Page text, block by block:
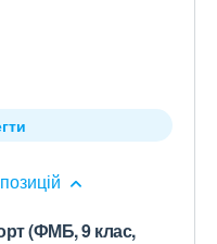
(ФМБ, 9 клас,